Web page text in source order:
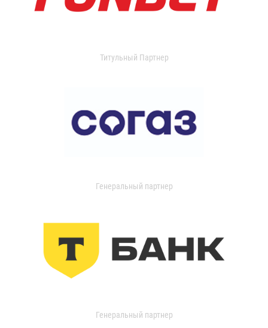
Титульный Партнер
Генеральный партнер
Генеральный партнер